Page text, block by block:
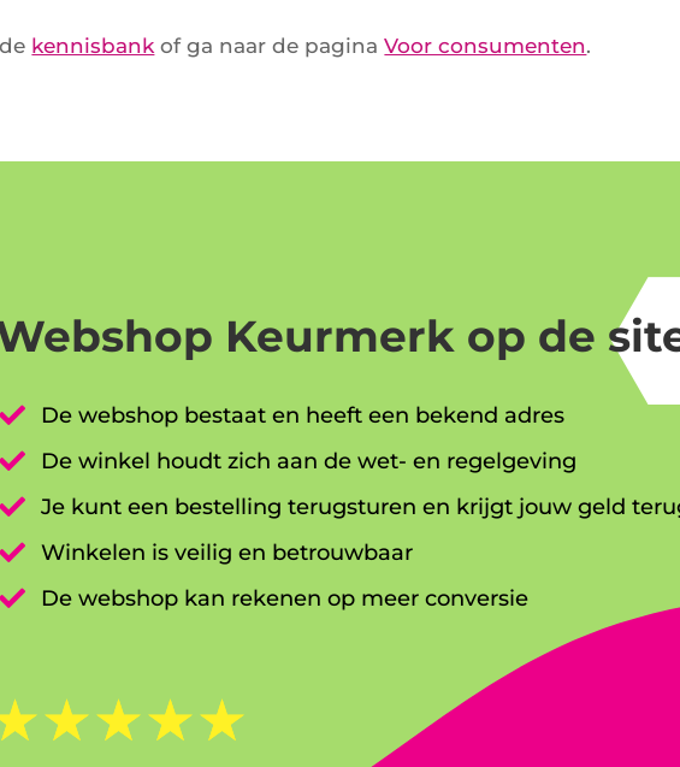
kennisbankof ga naar de paginaVoor consumenten.
Keurmerk op de

De webshop bestaat en heeft een bekend adres

De winkel houdt zich aan de wet- en regelgeving
 Je kunt een bestelling terugsturen en krijgt jouw geld
 Winkelen is veilig en betrouwbaar

De webshop kan rekenen op meer conversie
☆☆☆☆